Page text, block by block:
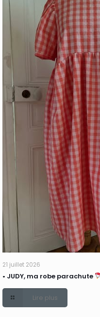
21 juillet 2026
• JUDY, ma robe parachute
Lire plus